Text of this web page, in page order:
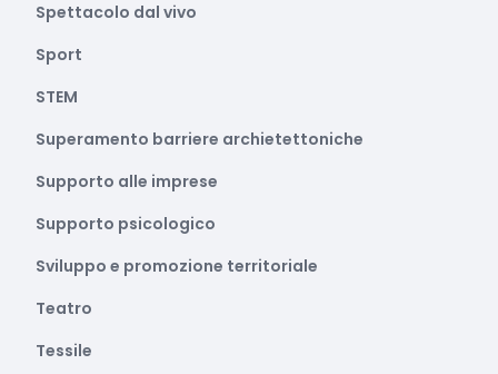
Spettacolo dal vivo
Sport
STEM
Superamento barriere archietettoniche
Supporto alle imprese
Supporto psicologico
Sviluppo e promozione territoriale
Teatro
Tessile